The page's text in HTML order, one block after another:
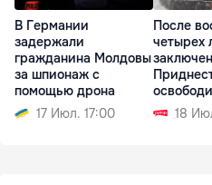
В Германии
задержали
гражданина Молдовы
за шпионаж с
помощью дрона
17 Июл. 17:00
После
четырех
Молдовы
18